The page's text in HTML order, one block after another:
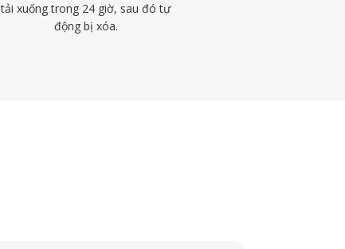
tải xuống trong 24 giờ, sau đó tự
động bị xóa.